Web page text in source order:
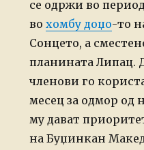
се одржи во
во хомбу доџо-то
Сонцето, а
планината Липац.
членови го
месец за одмор од
му дават
на Буџинкан